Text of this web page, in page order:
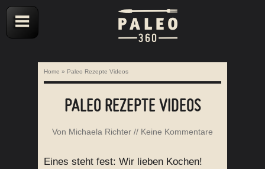
Home » Paleo Rezepte Videos
PALEO REZEPTE VIDEOS
Von Michaela Richter // Keine Kommentare
Eines steht fest: Wir lieben Kochen!